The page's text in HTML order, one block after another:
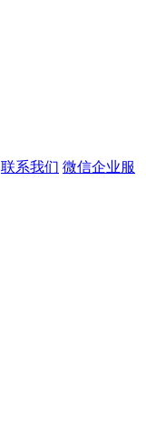
联系我们 微信企业服